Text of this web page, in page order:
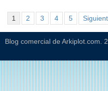
1 2 3 4 5
Blog comercial de Arkiplot.com.